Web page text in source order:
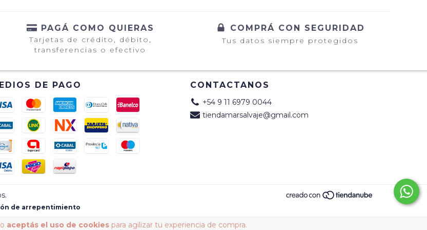
aceptás el uso de cookiespara agilizar tu experiencia de compra.
PAGÁ COMO QUIERAS
Tarjetas de crédito, débito,
transferencias o efectivo
COMPRÁ CON SEGURIDAD
Tus datos siempre protegidos
DE PAGO CONTACTANOS
+54 9 11 6979 0044
tiendamarsalvaje@gmail.com
de arrepentimiento